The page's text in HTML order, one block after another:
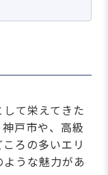
て栄えてきた
戸市や、高級
ろの多いエリ
うな魅力があ